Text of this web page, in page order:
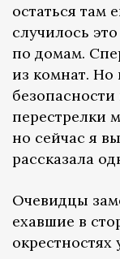
остаться там
случилось
по домам.
из комнат. Но
перестрелки
но сейчас я
рассказала
Очевидцы
ехавшие в